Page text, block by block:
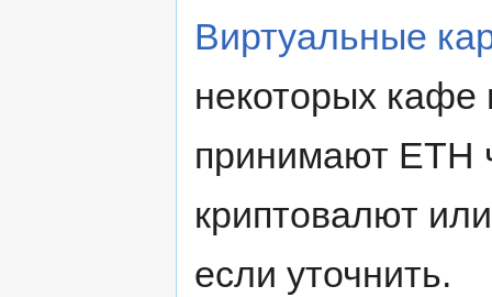
Виртуальные
некоторых кафе
принимают ETH
криптовалют
если уточнить.